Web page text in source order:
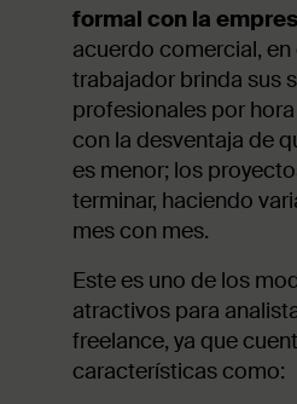
formal con la
acuerdo comercial, en
trabajador brinda sus
profesionales por
con la desventaja de
es menor; los
terminar, haciendo
mes con mes.
Este es uno de los
atractivos para
freelance, ya que
características como: